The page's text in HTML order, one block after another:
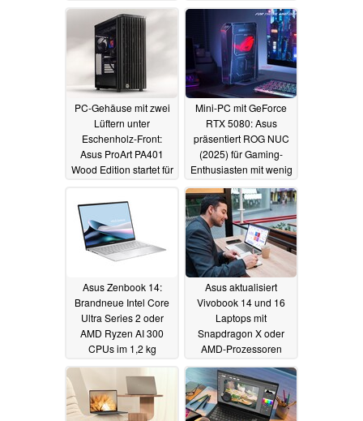
11.06.2025
PC-Gehäuse mit zwei
Lüftern unter
Eschenholz-Front:
Asus ProArt PA401
Wood Edition startet für
Mini-PC mit GeForce
RTX 5080: Asus
präsentiert ROG NUC
(2025) für Gaming-
Enthusiasten mit wenig
07.01.2025
Asus Zenbook 14:
Brandneue Intel Core
Ultra Series 2 oder
AMD Ryzen AI 300
CPUs im 1,2 kg
07.01.2025
Asus aktualisiert
Vivobook 14 und 16
Laptops mit
Snapdragon X oder
AMD-Prozessoren
07.01.2025